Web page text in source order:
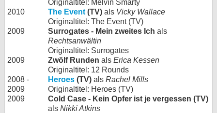
Originaltitel: Melvin Smarty
2010
The Event (TV) als Vicky Wallace
Originaltitel: The Event (TV)
2009
Surrogates - Mein zweites Ich als
Rechtsanwältin
Originaltitel: Surrogates
2009
Zwölf Runden als Erica Kessen
Originaltitel: 12 Rounds
2008 -
2009
Heroes (TV) als Rachel Mills
Originaltitel: Heroes (TV)
2009
Cold Case - Kein Opfer ist je vergessen (TV)
als Nikki Atkins